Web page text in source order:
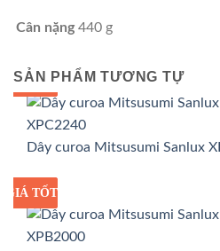
Cân nặng 440 g
SẢN PHẨM TƯƠNG TỰ
GIÁ SỈ
GIÁ TỐT
Dây curoa Mitsusumi Sanlux
GIÁ SỈ
GIÁ TỐT